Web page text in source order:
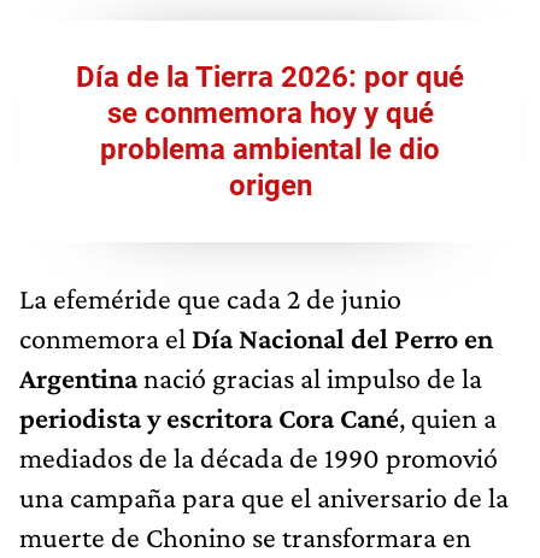
Día de la Tierra 2026: por qué
se conmemora hoy y qué
problema ambiental le dio
origen
La efeméride que cada 2 de junio
conmemora el Día Nacional del Perro en
Argentinanació gracias al impulso de la
periodista y escritora Cora Cané, quien a
mediados de la década de 1990 promovió
una campaña para que el aniversario de la
muerte de Chonino se transformara en